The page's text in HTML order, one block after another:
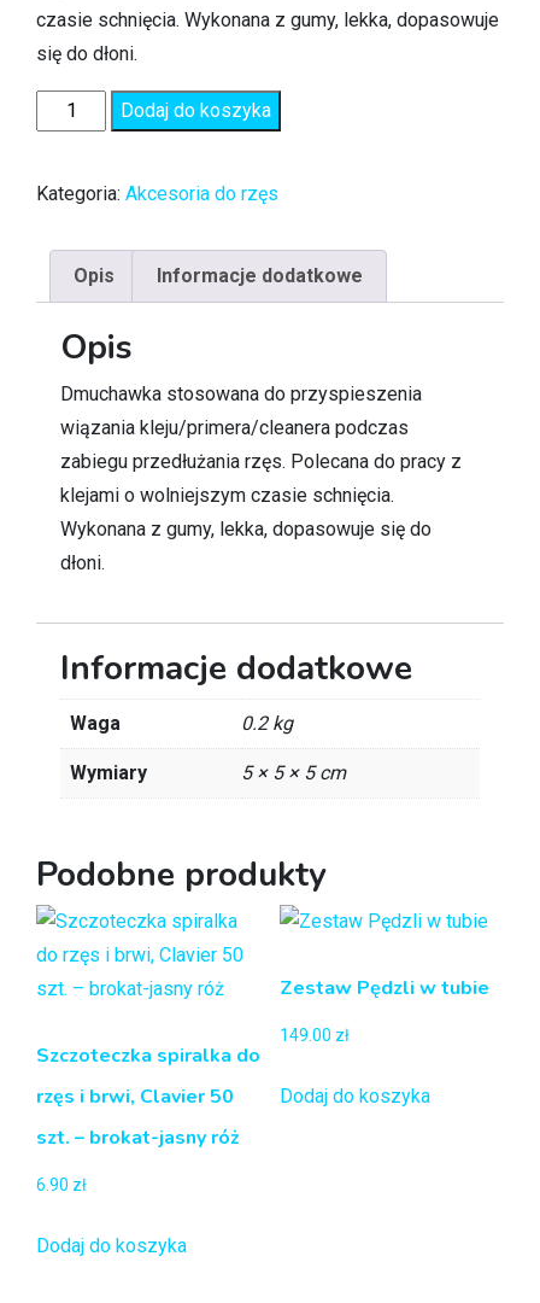
czasie schnięcia. Wykonana z gumy, lekka, dopasowuje
się do dłoni.
Dodaj do koszyka
Kategoria: Akcesoria do rzęs
Opis Informacje dodatkowe
Opis
Dmuchawka stosowana do przyspieszenia
wiązania kleju/primera/cleanera podczas
zabiegu przedłużania rzęs. Polecana do pracy z
klejami o wolniejszym czasie schnięcia.
Wykonana z gumy, lekka, dopasowuje się do
dłoni.
Informacje dodatkowe
Waga 0.2 kg
Wymiary 5 × 5 × 5 cm
Podobne produkty
Szczoteczka spiralka do
rzęs i brwi, Clavier 50
szt. – brokat-jasny róż
6.90 zł
Dodaj do koszyka
Zestaw Pędzli w tubie
149.00 zł
Dodaj do koszyka